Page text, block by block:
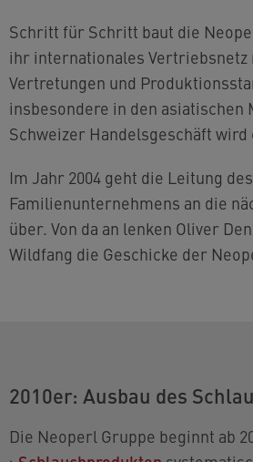
Schritt für Schritt baut die
ihr internationales Vertriebsnetz
Vertretungen und
insbesondere in den asiatischen
Schweizer Handelsgeschäft
Im Jahr 2004 geht die Leitung des
Familienunternehmens an die
über. Von da an lenken Oliver
Wildfang die Geschicke der
2010er: Ausbau des
Die Neoperl Gruppe beginnt ab